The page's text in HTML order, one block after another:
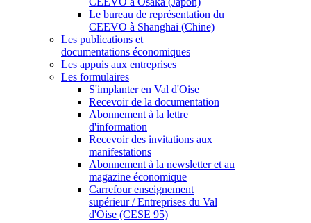
Le bureau de représentation du
CEEVO à Shanghai (Chine)
Les publications et
documentations économiques
Les appuis aux entreprises
Les formulaires
S'implanter en Val d'Oise
Recevoir de la documentation
Abonnement à la lettre
d'information
Recevoir des invitations aux
manifestations
Abonnement à la newsletter et au
magazine économique
Carrefour enseignement
supérieur / Entreprises du Val
d'Oise (CESE 95)